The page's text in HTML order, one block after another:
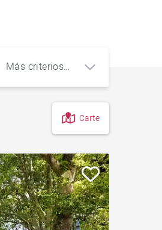
Más criterios
al mar
Carte